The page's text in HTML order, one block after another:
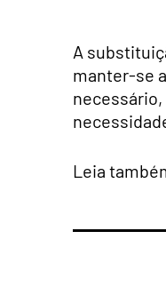
A
manter-se
Leia